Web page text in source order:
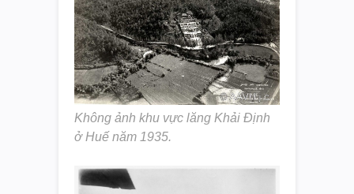
Không ảnh khu vực lăng Khải Định
ở Huế năm 1935.